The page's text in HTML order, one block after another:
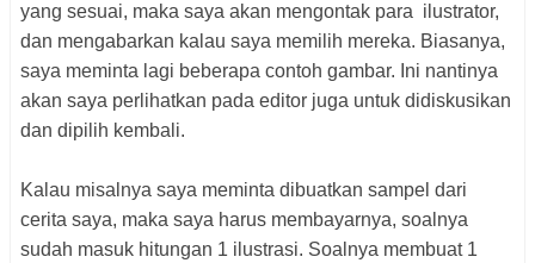
yang sesuai, maka saya akan mengontak para ilustrator,
dan mengabarkan kalau saya memilih mereka. Biasanya,
saya meminta lagi beberapa contoh gambar. Ini nantinya
akan saya perlihatkan pada editor juga untuk didiskusikan
dan dipilih kembali.
Kalau misalnya saya meminta dibuatkan sampel dari
cerita saya, maka saya harus membayarnya, soalnya
sudah masuk hitungan 1 ilustrasi. Soalnya membuat 1